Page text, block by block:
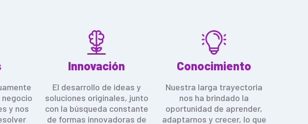
y nos
Innovación
El desarrollo de ideas y
soluciones originales, junto
con la búsqueda constante
de formas innovadoras de
Conocimiento
Nuestra larga trayectoria
nos ha brindado la
oportunidad de aprender,
adaptarnos y crecer, lo que